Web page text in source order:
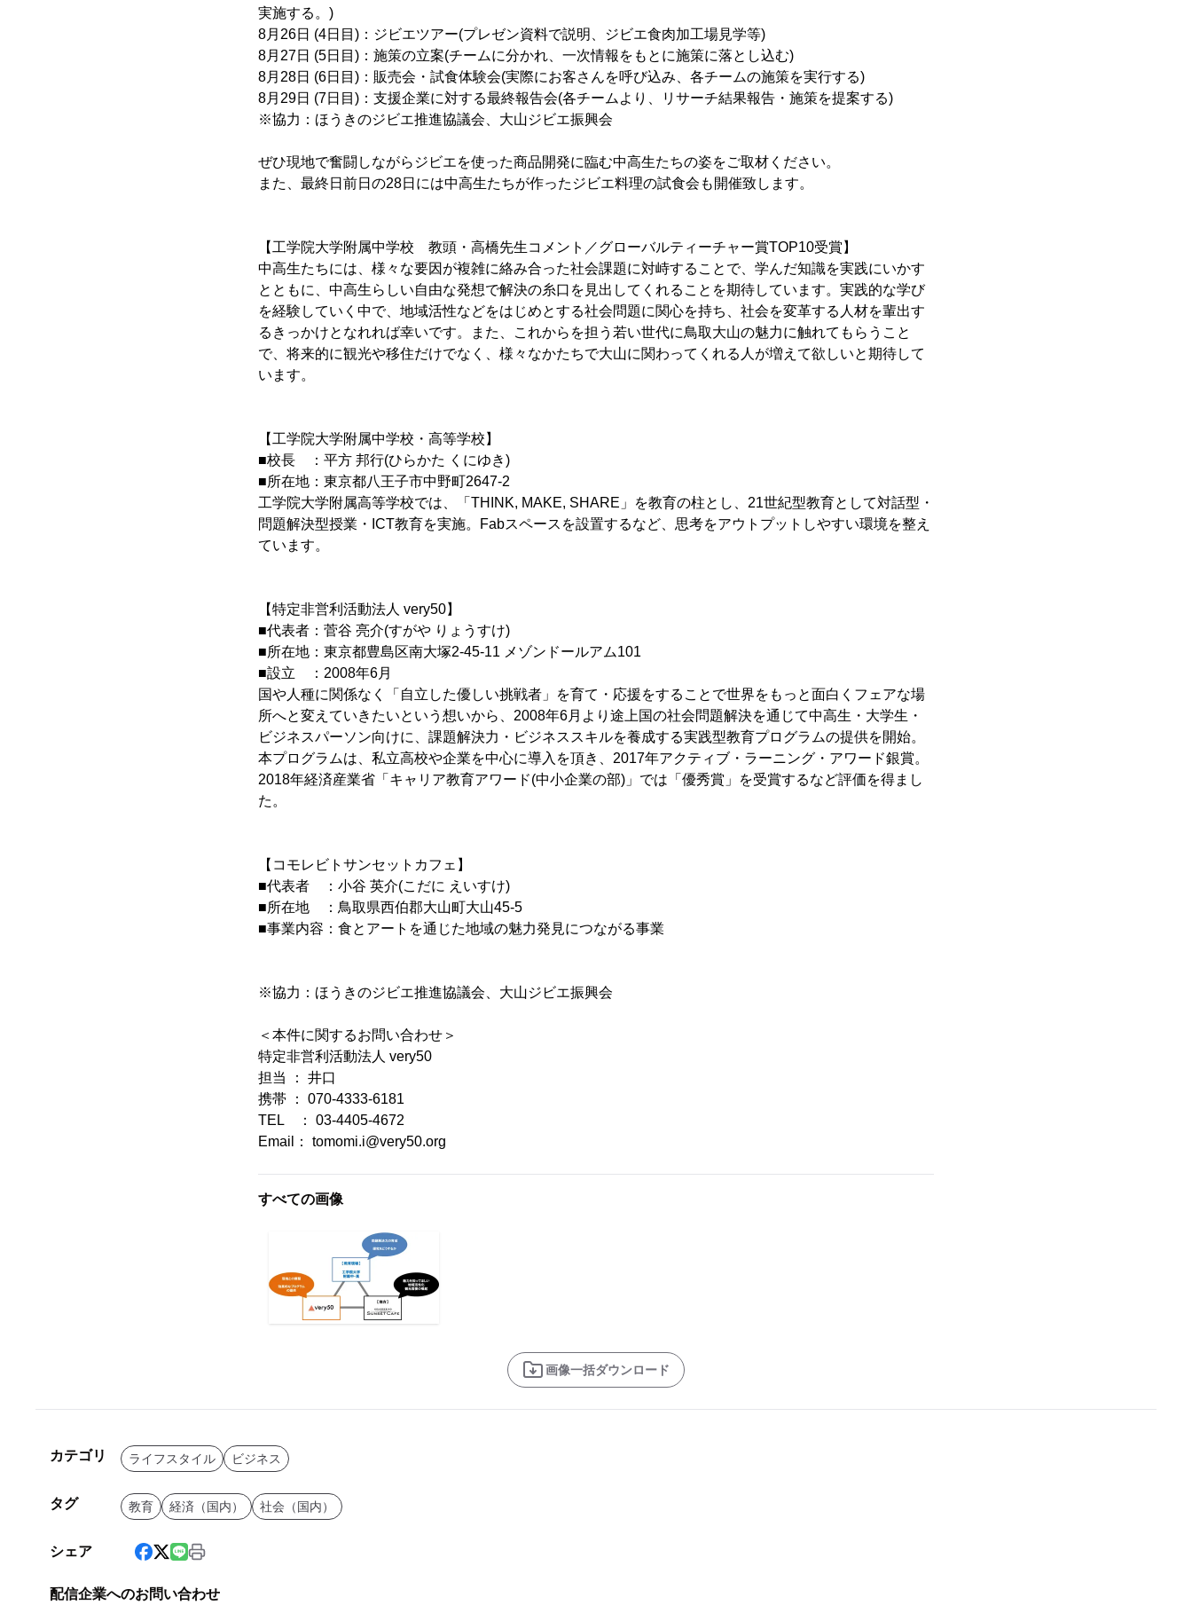
実施する。)
8月26日 (4日目)：ジビエツアー(プレゼン資料で説明、ジビエ食肉加工場見学等)
8月27日 (5日目)：施策の立案(チームに分かれ、一次情報をもとに施策に落とし込む)
8月28日 (6日目)：販売会・試食体験会(実際にお客さんを呼び込み、各チームの施策を実行する)
8月29日 (7日目)：支援企業に対する最終報告会(各チームより、リサーチ結果報告・施策を提案する)
※協力：ほうきのジビエ推進協議会、大山ジビエ振興会
ぜひ現地で奮闘しながらジビエを使った商品開発に臨む中高生たちの姿をご取材ください。
また、最終日前日の28日には中高生たちが作ったジビエ料理の試食会も開催致します。
【工学院大学附属中学校 教頭・高橋先生コメント／グローバルティーチャー賞TOP10受賞】
中高生たちには、様々な要因が複雑に絡み合った社会課題に対峙することで、学んだ知識を実践にいかす
とともに、中高生らしい自由な発想で解決の糸口を見出してくれることを期待しています。実践的な学び
を経験していく中で、地域活性などをはじめとする社会問題に関心を持ち、社会を変革する人材を輩出す
るきっかけとなれれば幸いです。また、これからを担う若い世代に鳥取大山の魅力に触れてもらうこと
で、将来的に観光や移住だけでなく、様々なかたちで大山に関わってくれる人が増えて欲しいと期待して
います。
【工学院大学附属中学校・高等学校】
■校長 ：平方 邦行(ひらかた くにゆき)
■所在地：東京都八王子市中野町2647-2
工学院大学附属高等学校では、「THINK, MAKE, SHARE」を教育の柱とし、21世紀型教育として対話型・
問題解決型授業・ICT教育を実施。Fabスペースを設置するなど、思考をアウトプットしやすい環境を整え
ています。
【特定非営利活動法人 very50】
■代表者：菅谷 亮介(すがや りょうすけ)
■所在地：東京都豊島区南大塚2-45-11 メゾンドールアム101
■設立 ：2008年6月
国や人種に関係なく「自立した優しい挑戦者」を育て・応援をすることで世界をもっと面白くフェアな場
所へと変えていきたいという想いから、2008年6月より途上国の社会問題解決を通じて中高生・大学生・
ビジネスパーソン向けに、課題解決力・ビジネススキルを養成する実践型教育プログラムの提供を開始。
本プログラムは、私立高校や企業を中心に導入を頂き、2017年アクティブ・ラーニング・アワード銀賞。
2018年経済産業省「キャリア教育アワード(中小企業の部)」では「優秀賞」を受賞するなど評価を得まし
た。
【コモレビトサンセットカフェ】
■代表者 ：小谷 英介(こだに えいすけ)
■所在地 ：鳥取県西伯郡大山町大山45-5
■事業内容：食とアートを通じた地域の魅力発見につながる事業
※協力：ほうきのジビエ推進協議会、大山ジビエ振興会
＜本件に関するお問い合わせ＞
特定非営利活動法人 very50
担当 ： 井口
携帯 ： 070-4333-6181
TEL ： 03-4405-4672
Email： tomomi.i@very50.org
すべての画像
画像一括ダウンロード
カテゴリ ライフスタイル ビジネス
タグ 教育 経済（国内） 社会（国内）
シェア
配信企業へのお問い合わせ